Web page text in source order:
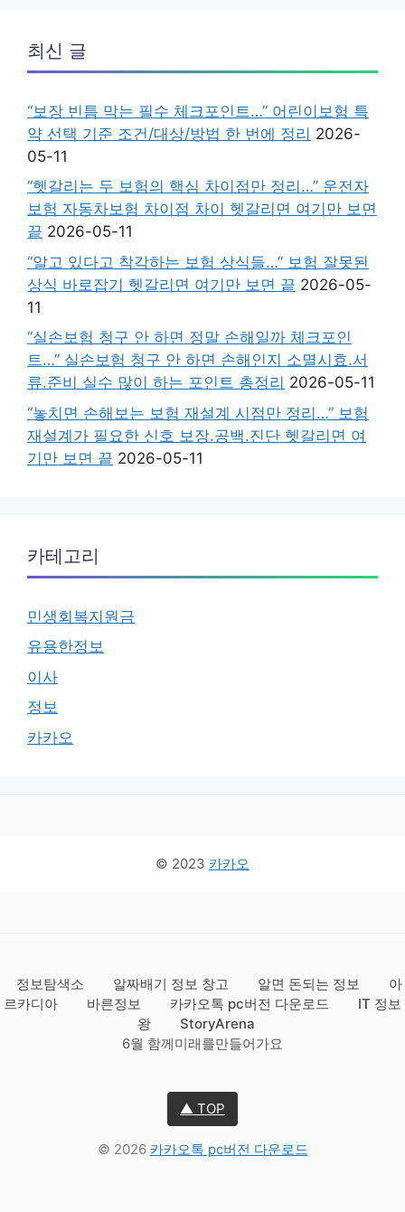
최신 글
“보장 빈틈 막는 필수 체크포인트…” 어린이보험 특
약 선택 기준 조건/대상/방법 한 번에 정리 2026-
05-11
“헷갈리는 두 보험의 핵심 차이점만 정리…” 운전자
보험 자동차보험 차이점 차이 헷갈리면 여기만 보면
끝 2026-05-11
“알고 있다고 착각하는 보험 상식들…” 보험 잘못된
상식 바로잡기 헷갈리면 여기만 보면 끝 2026-05-
11
“실손보험 청구 안 하면 정말 손해일까 체크포인
트…” 실손보험 청구 안 하면 손해인지 소멸시효.서
류.준비 실수 많이 하는 포인트 총정리 2026-05-11
“놓치면 손해보는 보험 재설계 시점만 정리…” 보험
재설계가 필요한 신호 보장.공백.진단 헷갈리면 여
기만 보면 끝 2026-05-11
카테고리
민생회복지원금
유용한정보
이사
정보
카카오
© 2023 카카오
정보탐색소 알짜배기 정보 창고 알면 돈되는 정보
아
르카디아
바른정보 카카오톡 pc버전 다운로드
IT 정보
왕
StoryArena
6월 함께미래를만들어가요
▲ TOP
© 2026 카카오톡 pc버전 다운로드